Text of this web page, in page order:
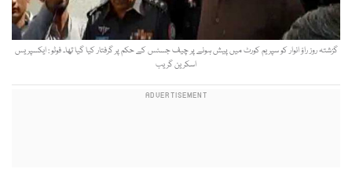
گزشتہ روز راؤ انوار کو سپریم کورٹ میں پیش ہونے پر چیف جسٹس کے حکم پر گرفتار کیا گیا تھا۔ فوٹو : ایکسپریس
اسکرین گریب